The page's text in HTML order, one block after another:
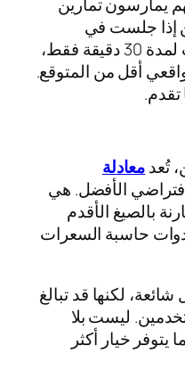
إذا جلست في
المكتب معظم اليوم وتدرّب لمدة 30 دقيقة فقط،
أقل من المتوقع.
تقدم.
تُعدمعادلة
الأفضل. هي
بالصيغ الأقدم
حاسبة السعرات
لكنها قد تبالغ
ليست بلا
يتوفر خيار أكثر